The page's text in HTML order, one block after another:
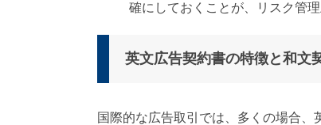
確にしておくことが、リスク管理
英文広告契約書の特徴と和文
国際的な広告取引では、多くの場合